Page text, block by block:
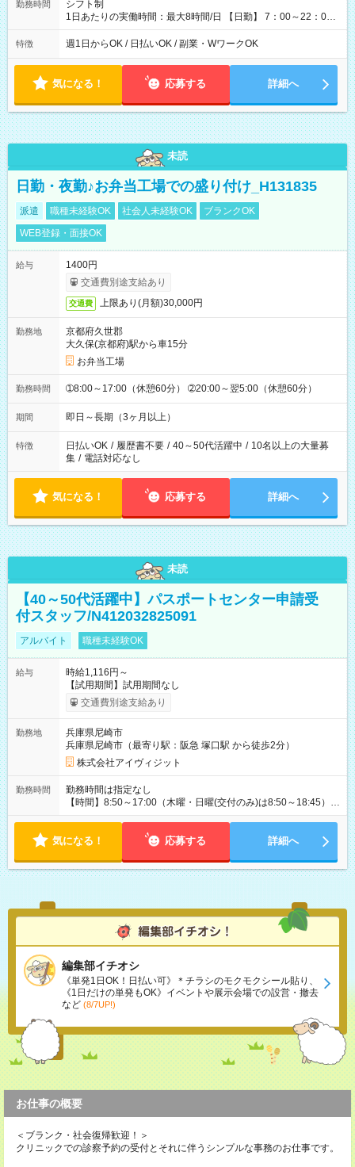
勤務時間
シフト制
1日あたりの実働時間：最大8時間/日 【日勤】 7：00～22：00
の間で8時間勤務（休憩時間は法定通り） ※週1日～OK ／ 夜勤
なし ＊＊ 勤務時間例 ＊＊ ■8時から17時 ■9時から18時 ■10
定（毎週同じ曜日勤務）
特徴 週1日からOK / 日払いOK / 副業・WワークOK
気になる！ 応募する 詳細へ
未読
日勤・夜勤♪お弁当工場での盛り付け_H131835
派遣 職種未経験OK 社会人未経験OK
ブランクOK
WEB登録・面接OK
給与
1400円
交通費別途支給あり
交通費 上限あり(月額)30,000円
勤務地
京都府久世郡
大久保(京都府)駅から車15分
お弁当工場
勤務時間 ➀8:00～17:00（休憩60分） ➁20:00～翌5:00（休憩60分）
期間 即日～長期（3ヶ月以上）
特徴 日払いOK / 履歴書不要 / 40～50代活躍中 / 10名以上の大量募
集 / 電話対応なし
気になる！ 応募する 詳細へ
未読
【40～50代活躍中】パスポートセンター申請受
付スタッフ/N412032825091
アルバイト 職種未経験OK
給与
時給1,116円～
【試用期間】試用期間なし
交通費別途支給あり
勤務地
兵庫県尼崎市
兵庫県尼崎市（最寄り駅：阪急 塚口駅 から徒歩2分）
株式会社アイヴィジット
勤務時間
勤務時間は指定なし
【時間】8:50～17:00（木曜・日曜(交付のみ)は8:50～18:45）
※1日5時間から7時間で応相談 【曜日】月・火・水・木・金 の
(交付)のみ受付しておりますので、日曜日働ける方も歓迎 ※もち
気になる！ 応募する 詳細へ
編集部イチオシ
《単発1日OK！日払い可》＊チラシのモクモクシール貼り、
《1日だけの単発もOK》イベントや展示会場での設営・撤去
など (8/7UP!)
お仕事の概要
＜ブランク・社会復帰歓迎！＞
クリニックでの診察予約の受付とそれに伴うシンプルな事務のお仕事です。